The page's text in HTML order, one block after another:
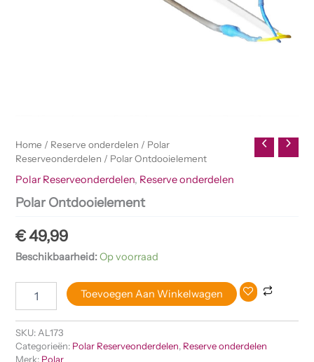
Home / Reserve onderdelen / Polar
Reserveonderdelen / Polar Ontdooielement
Polar Reserveonderdelen, Reserve onderdelen
Polar Ontdooielement
€49,99
Beschikbaarheid:Op voorraad
Toevoegen Aan Winkelwagen
SKU: AL173
Categorieën: Polar Reserveonderdelen, Reserve onderdelen
Merk: Polar